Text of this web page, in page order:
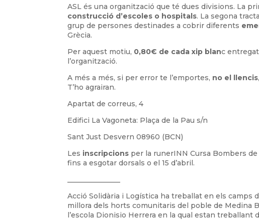
ASL és una organització que té dues divisions. La
construcció d’escoles o hospitals. La segona
grup de persones destinades a cobrir diferents
Grècia.
Per aquest motiu, 0,80€ de cada xip blanc
l’organització.
A més a més, si per error te l’emportes, no el llencis
T’ho agrairan.
Apartat de correus, 4
Edifici La Vagoneta: Plaça de la Pau s/n
Sant Just Desvern 08960 (BCN)
Les inscripcions per la runerINN Cursa Bombers
fins a esgotar dorsals o el 15 d’abril.
Acció Solidària i Logística ha treballat en els camps
millora dels horts comunitaris del poble de Medina
l’escola Dionisio Herrera en la qual estan treballant